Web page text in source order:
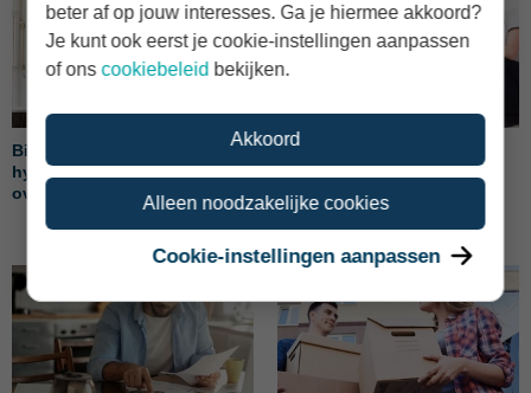
Bijleenregeling: over
hypotheekrenteaftrek en
overwaarde
Huis kopen om te verhuren:
de hypotheek en meer
beter af op jouw interesses. Ga je hiermee akkoord?
Je kunt ook eerst je cookie-instellingen aanpassen
of onscookiebeleid bekijken.
Akkoord
Alleen noodzakelijke cookies
Cookie-instellingen aanpassen